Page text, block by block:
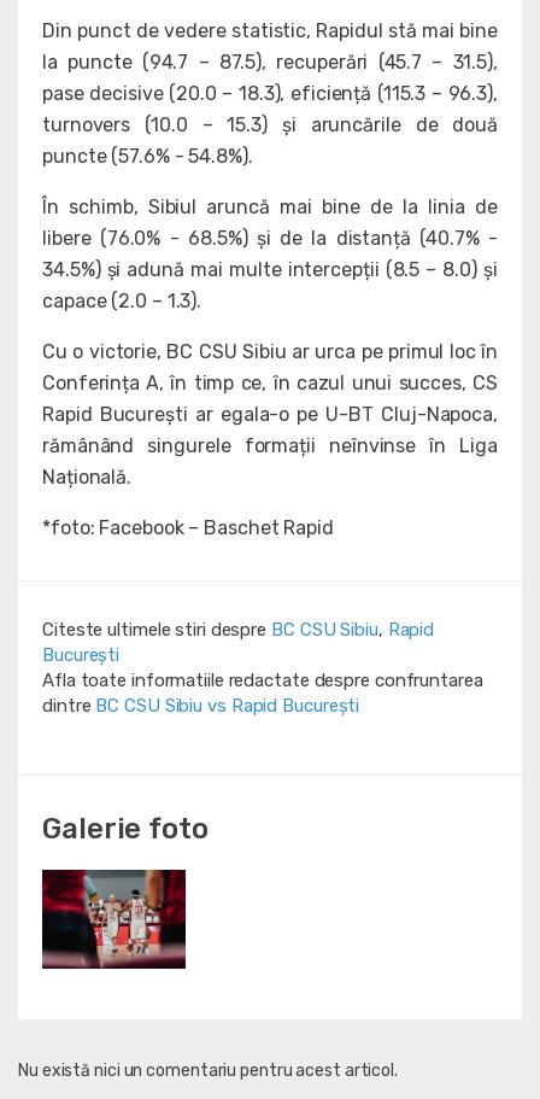
Din punct de vedere statistic, Rapidul stă mai bine
la puncte (94.7 – 87.5), recuperări (45.7 – 31.5),
pase decisive (20.0 – 18.3), eficiență (115.3 – 96.3),
turnovers (10.0 – 15.3) și aruncările de două
puncte (57.6% - 54.8%).
În schimb, Sibiul aruncă mai bine de la linia de
libere (76.0% - 68.5%) și de la distanță (40.7% -
34.5%) și adună mai multe intercepții (8.5 – 8.0) și
capace (2.0 – 1.3).
Cu o victorie, BC CSU Sibiu ar urca pe primul loc în
Conferința A, în timp ce, în cazul unui succes, CS
Rapid București ar egala-o pe U-BT Cluj-Napoca,
rămânând singurele formații neînvinse în Liga
Națională.
*foto: Facebook – Baschet Rapid
Citeste ultimele stiri despre BC CSU Sibiu, Rapid
București
Afla toate informatiile redactate despre confruntarea
dintre BC CSU Sibiu vs Rapid București
Galerie foto
Nu există nici un comentariu pentru acest articol.